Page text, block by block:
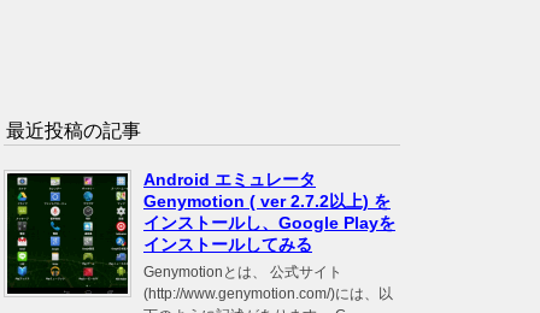
最近投稿の記事
Android エミュレータ
Genymotion ( ver 2.7.2以上) を
インストールし、Google Playを
インストールしてみる
Genymotionとは、 公式サイト
(http://www.genymotion.com/)には、以